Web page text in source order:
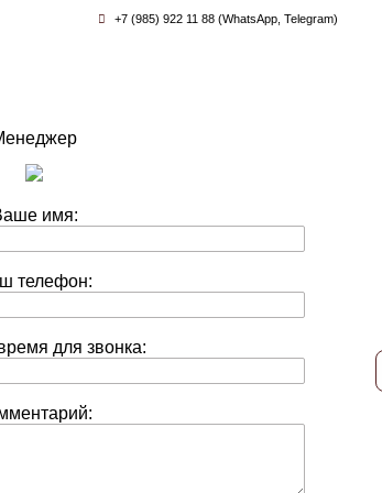
+7 (985) 922 11 88 (WhatsApp, Telegram)
имя:
телефон:
для звонка: